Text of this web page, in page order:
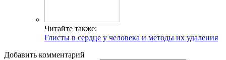
Читайте также:
Глисты в сердце у человека и методы их удаления
Добавить комментарий